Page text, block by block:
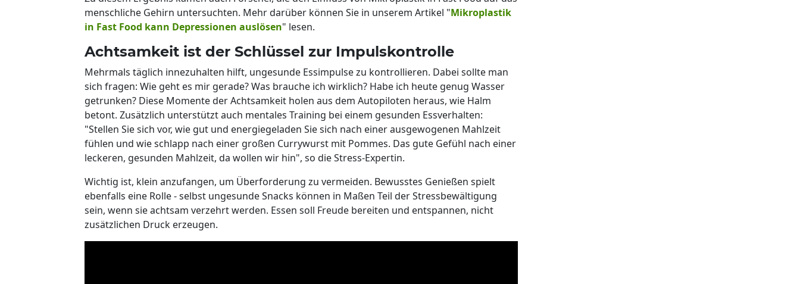
menschliche Gehirn untersuchten. Mehr darüber können Sie in unserem Artikel "Mikroplastik
in Fast Food kann Depressionen auslösen" lesen.
Achtsamkeit ist der Schlüssel zur Impulskontrolle
Mehrmals täglich innezuhalten hilft, ungesunde Essimpulse zu kontrollieren. Dabei sollte man
sich fragen: Wie geht es mir gerade? Was brauche ich wirklich? Habe ich heute genug Wasser
getrunken? Diese Momente der Achtsamkeit holen aus dem Autopiloten heraus, wie Halm
betont. Zusätzlich unterstützt auch mentales Training bei einem gesunden Essverhalten:
"Stellen Sie sich vor, wie gut und energiegeladen Sie sich nach einer ausgewogenen Mahlzeit
fühlen und wie schlapp nach einer großen Currywurst mit Pommes. Das gute Gefühl nach einer
leckeren, gesunden Mahlzeit, da wollen wir hin", so die Stress-Expertin.
Wichtig ist, klein anzufangen, um Überforderung zu vermeiden. Bewusstes Genießen spielt
ebenfalls eine Rolle - selbst ungesunde Snacks können in Maßen Teil der Stressbewältigung
sein, wenn sie achtsam verzehrt werden. Essen soll Freude bereiten und entspannen, nicht
zusätzlichen Druck erzeugen.